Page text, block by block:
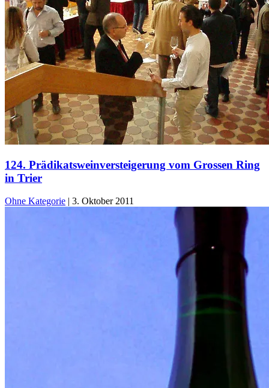
124. Prädikatsweinversteigerung vom Grossen Ring
in Trier
Ohne Kategorie | 3. Oktober 2011